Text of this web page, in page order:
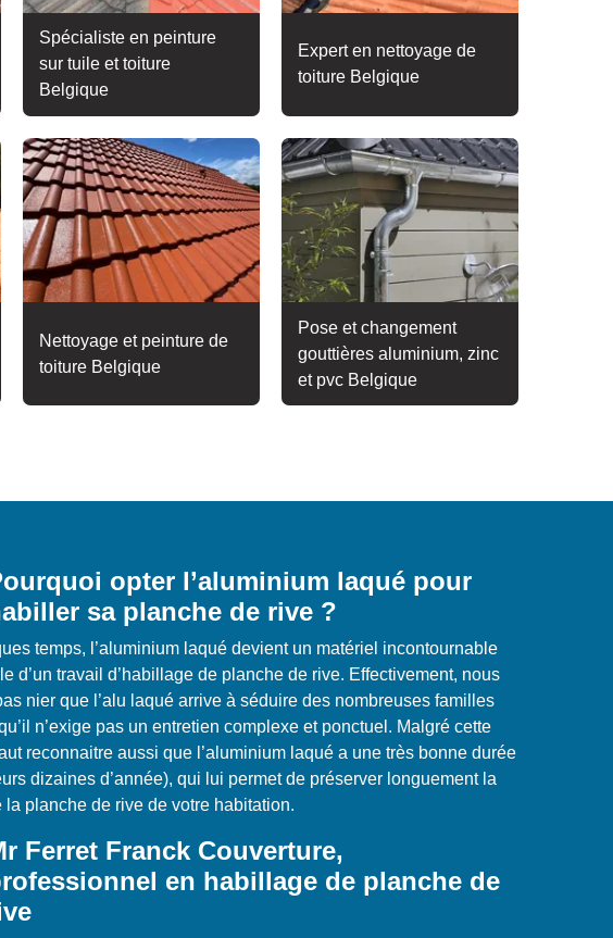
Spécialiste en peinture
sur tuile et toiture
Belgique
Expert en nettoyage de
toiture Belgique
Nettoyage et peinture de
toiture Belgique
Pose et changement
gouttières aluminium, zinc
et pvc Belgique
opter l’aluminium laqué pour
sa planche de rive ?
temps, l’aluminium laqué devient un matériel incontournable
d’un travail d’habillage de planche de rive. Effectivement, nous
nier que l’alu laqué arrive à séduire des nombreuses familles
n’exige pas un entretien complexe et ponctuel. Malgré cette
reconnaitre aussi que l’aluminium laqué a une très bonne durée
dizaines d’année), qui lui permet de préserver longuement la
la planche de rive de votre habitation.
Ferret Franck Couverture,
en habillage de planche de